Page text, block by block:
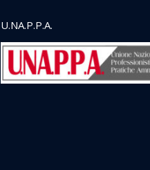
U.NA.P.P.A.